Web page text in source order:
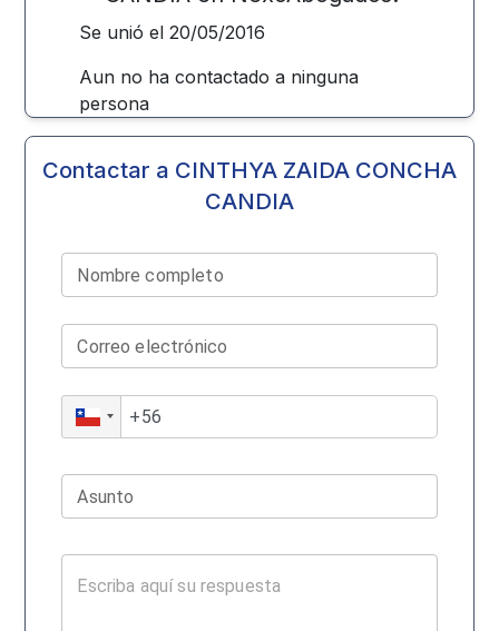
Se unió el 20/05/2016
Aun no ha contactado a ninguna
persona
Contactar a CINTHYA ZAIDA CONCHA
CANDIA
Nombre completo
Correo electrónico
Asunto